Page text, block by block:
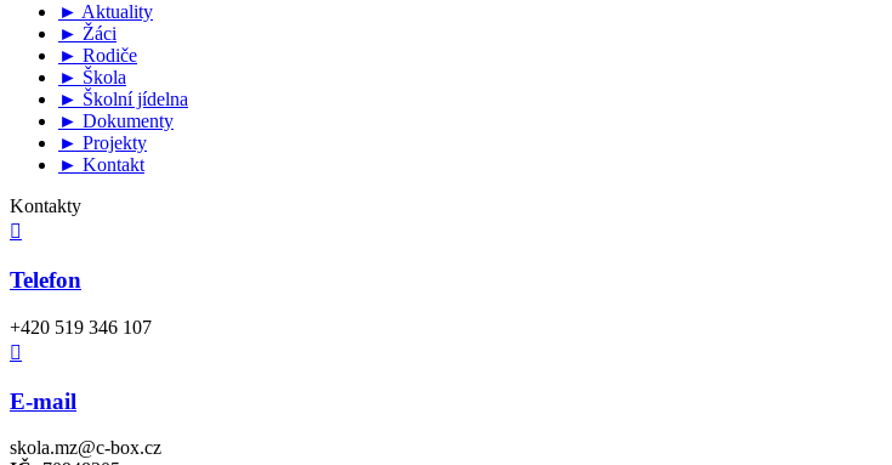
► Aktuality
► Žáci
► Rodiče
► Škola
► Školní jídelna
► Dokumenty
► Projekty
► Kontakt
Kontakty

Telefon
+420 519 346 107

E-mail
skola.mz@c-box.cz